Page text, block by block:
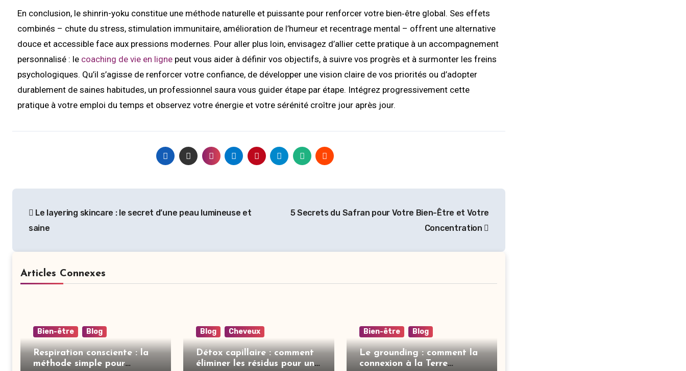
En conclusion, le shinrin-yoku constitue une méthode naturelle et puissante pour renforcer votre bien‑être global. Ses effets
combinés – chute du stress, stimulation immunitaire, amélioration de l’humeur et recentrage mental – offrent une alternative
douce et accessible face aux pressions modernes. Pour aller plus loin, envisagez d’allier cette pratique à un accompagnement
personnalisé : le coaching de vie en ligne peut vous aider à définir vos objectifs, à suivre vos progrès et à surmonter les freins
psychologiques. Qu’il s’agisse de renforcer votre confiance, de développer une vision claire de vos priorités ou d’adopter
durablement de saines habitudes, un professionnel saura vous guider étape par étape. Intégrez progressivement cette
pratique à votre emploi du temps et observez votre énergie et votre sérénité croître jour après jour.
Le layering skincare : le secret d’une peau lumineuse et
saine
5 Secrets du Safran pour Votre Bien-Être et Votre
Concentration
Articles Connexes
Bien-être Blog
Respiration consciente : la
méthode simple pour
Blog Cheveux
Détox capillaire : comment
éliminer les résidus pour un
Bien-être Blog
Le grounding : comment la
connexion à la Terre